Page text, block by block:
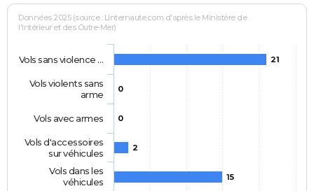
Données 2025 (source : Linternaute.com d'après le Ministère de
l'Intérieur et des Outre-Mer)
21
0
0
2
15
Vols sans violence …
Vols violents sans
arme
Vols avec armes
Vols d'accessoires
sur véhicules
Vols dans les
véhicules